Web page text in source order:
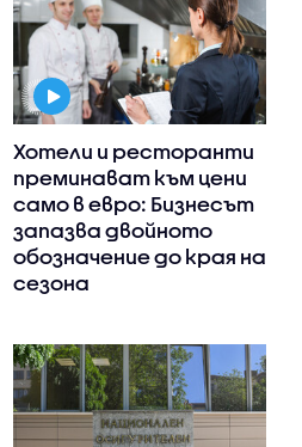
Хотели и ресторанти
преминават към цени
само в евро: Бизнесът
запазва двойното
обозначение до края на
сезона